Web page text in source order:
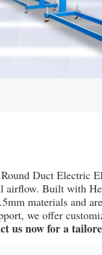
Duct Electric
airflow. Built with
materials and
we offer
us now for a